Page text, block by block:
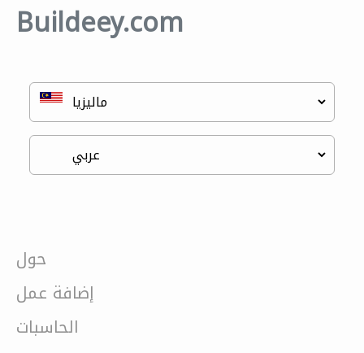
Buildeey.com
حول
إضافة عمل
الحاسبات